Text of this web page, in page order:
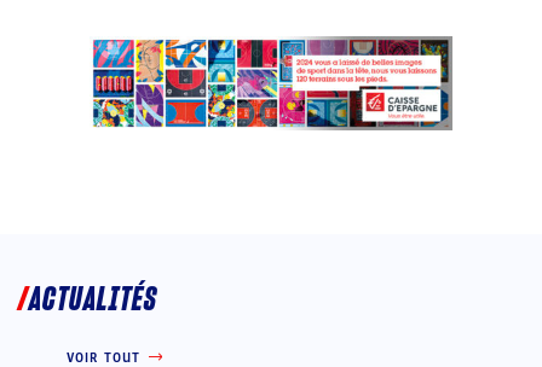
ACTUALITÉS
VOIR TOUT